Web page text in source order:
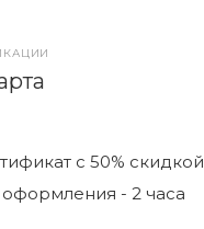
с 50% скидкой
- 2 часа